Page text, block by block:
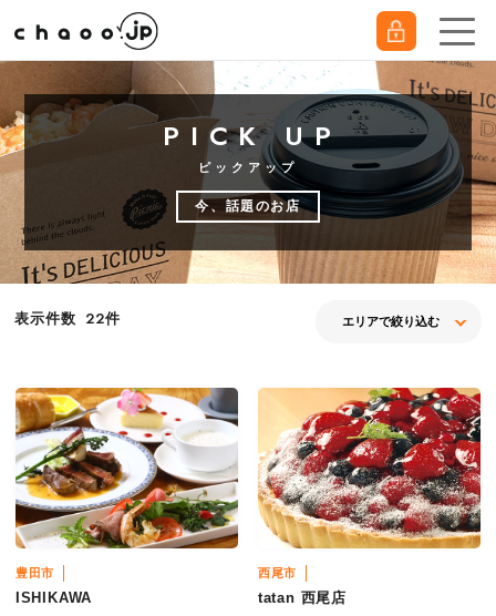
PICK UP
ピックアップ
今、話題のお店
表示件数 22件
豊田市
ISHIKAWA
西尾市
tatan 西尾店